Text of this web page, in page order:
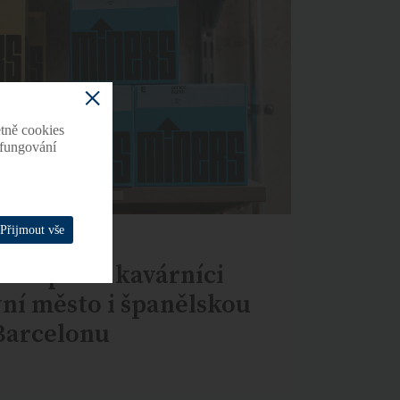
Úspěšní kavárníci
město i španělskou
cookies
Přijmout vše